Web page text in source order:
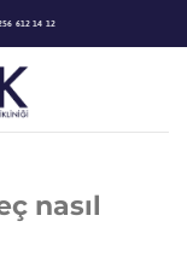
612 14 12
nasıl